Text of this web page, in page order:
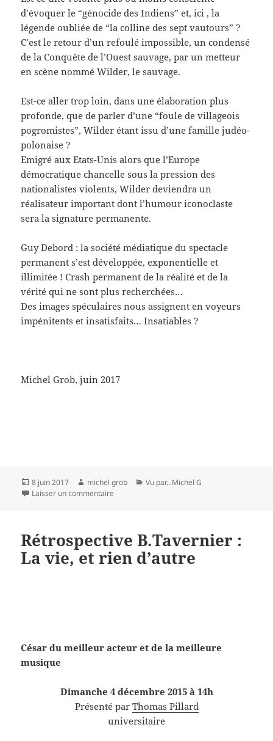
d’évoquer le “génocide des Indiens” et, ici , la
légende oubliée de “la colline des sept vautours” ?
C’est le retour d’un refoulé impossible, un condensé
de la Conquête de l’Ouest sauvage, par un metteur
en scène nommé Wilder, le sauvage.
Est-ce aller trop loin, dans une élaboration plus
profonde, que de parler d’une “foule de villageois
pogromistes”, Wilder étant issu d’une famille judéo-
polonaise ?
Emigré aux Etats-Unis alors que l’Europe
démocratique chancelle sous la pression des
nationalistes violents, Wilder deviendra un
réalisateur important dont l’humour iconoclaste
sera la signature permanente.
Guy Debord : la société médiatique du spectacle
permanent s’est développée, exponentielle et
illimitée ! Crash permanent de la réalité et de la
vérité qui ne sont plus recherchées…
Des images spéculaires nous assignent en voyeurs
impénitents et insatisfaits… Insatiables ?
Michel Grob, juin 2017
Publié
le
8 juin 2017 Auteur
michel grob Catégories
Vu par...Michel G
Laisser un commentaire
Rétrospective B.Tavernier :
La vie, et rien d’autre
César du meilleur acteur et de la meilleure
musique
Dimanche 4 décembre 2015 à 14h
Présenté par Thomas Pillard
universitaire